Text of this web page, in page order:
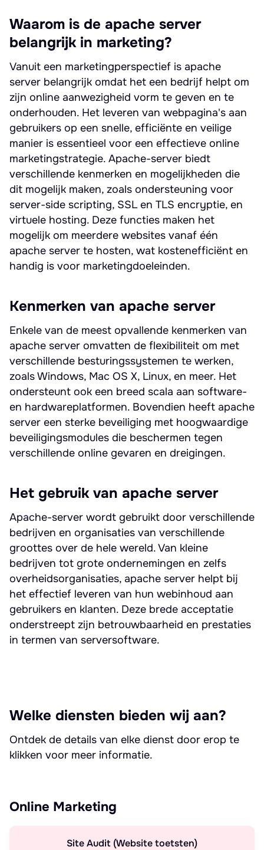
Waarom is de apache server
belangrijk in marketing?
Vanuit een marketingperspectief is apache
server belangrijk omdat het een bedrijf helpt om
zijn online aanwezigheid vorm te geven en te
onderhouden. Het leveren van webpagina's aan
gebruikers op een snelle, efficiënte en veilige
manier is essentieel voor een effectieve online
marketingstrategie. Apache-server biedt
verschillende kenmerken en mogelijkheden die
dit mogelijk maken, zoals ondersteuning voor
server-side scripting, SSL en TLS encryptie, en
virtuele hosting. Deze functies maken het
mogelijk om meerdere websites vanaf één
apache server te hosten, wat kostenefficiënt en
handig is voor marketingdoeleinden.
Kenmerken van apache server
Enkele van de meest opvallende kenmerken van
apache server omvatten de flexibiliteit om met
verschillende besturingssystemen te werken,
zoals Windows, Mac OS X, Linux, en meer. Het
ondersteunt ook een breed scala aan software-
en hardwareplatformen. Bovendien heeft apache
server een sterke beveiliging met hoogwaardige
beveiligingsmodules die beschermen tegen
verschillende online gevaren en dreigingen.
Het gebruik van apache server
Apache-server wordt gebruikt door verschillende
bedrijven en organisaties van verschillende
groottes over de hele wereld. Van kleine
bedrijven tot grote ondernemingen en zelfs
overheidsorganisaties, apache server helpt bij
het effectief leveren van hun webinhoud aan
gebruikers en klanten. Deze brede acceptatie
onderstreept zijn betrouwbaarheid en prestaties
in termen van serversoftware.
Welke diensten bieden wij aan?
Ontdek de details van elke dienst door erop te
klikken voor meer informatie.
Online Marketing
Site Audit (Website toetsten)